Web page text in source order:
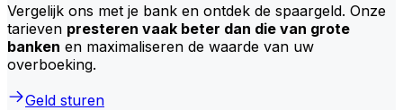
Vergelijk ons met je bank en ontdek de spaargeld. Onze
tarieven presteren vaak beter dan die van grote
banken en maximaliseren de waarde van uw
overboeking.
Geld sturen